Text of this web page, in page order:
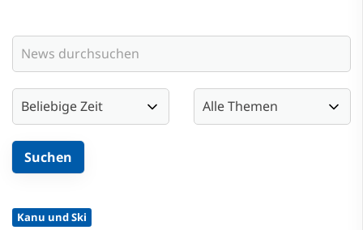
Kanu und Ski